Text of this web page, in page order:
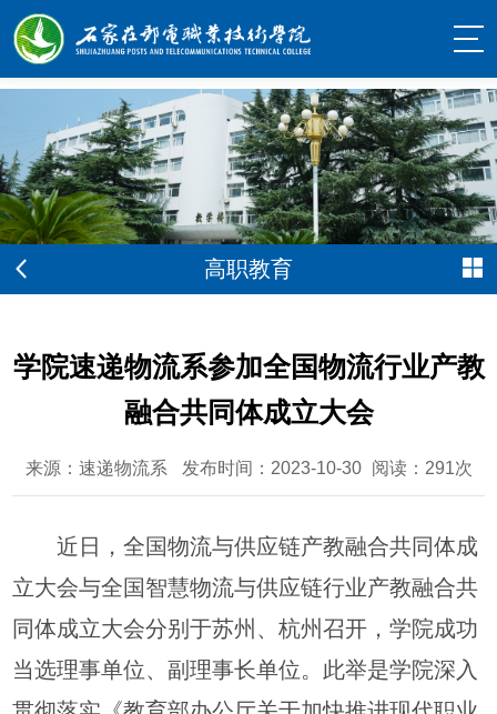
高职教育
学院速递物流系参加全国物流行业产教
融合共同体成立大会
来源：速递物流系 发布时间：2023-10-30 阅读： 291 次
近日，全国物流与供应链产教融合共同体成
立大会与全国智慧物流与供应链行业产教融合共
同体成立大会分别于苏州、杭州召开，学院成功
当选理事单位、副理事长单位。此举是学院深入